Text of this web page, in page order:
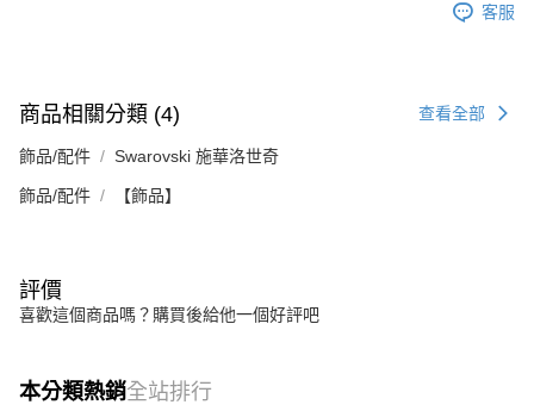
客服
商品相關分類 (4) 查看全部
飾品/配件 Swarovski 施華洛世奇
飾品/配件 【飾品】
評價
喜歡這個商品嗎？購買後給他一個好評吧
本分類熱銷全站排行